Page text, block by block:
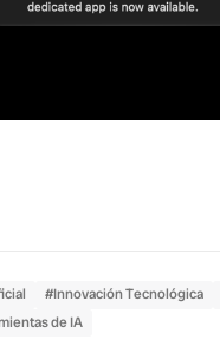
#Innovación Tecnológica
de IA